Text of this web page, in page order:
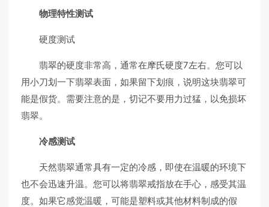
物理特性测试
硬度测试
翡翠的硬度非常高，通常在摩氏硬度7左右。您可以
用小刀划一下翡翠表面，如果留下划痕，说明这块翡翠可
能是假货。需要注意的是，切记不要用力过猛，以免损坏
翡翠。
冷感测试
天然翡翠通常具有一定的冷感，即使在温暖的环境下
也不会迅速升温。您可以将翡翠戒指放在手心，感受其温
度。如果它感觉温暖，可能是塑料或其他材料制成的假